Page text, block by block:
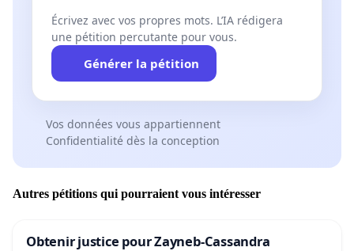
Écrivez avec vos propres mots. L’IA rédigera
une pétition percutante pour vous.
Générer la pétition
Vos données vous appartiennent
Confidentialité dès la conception
Autres pétitions qui pourraient vous intéresser
Obtenir justice pour Zayneb-Cassandra